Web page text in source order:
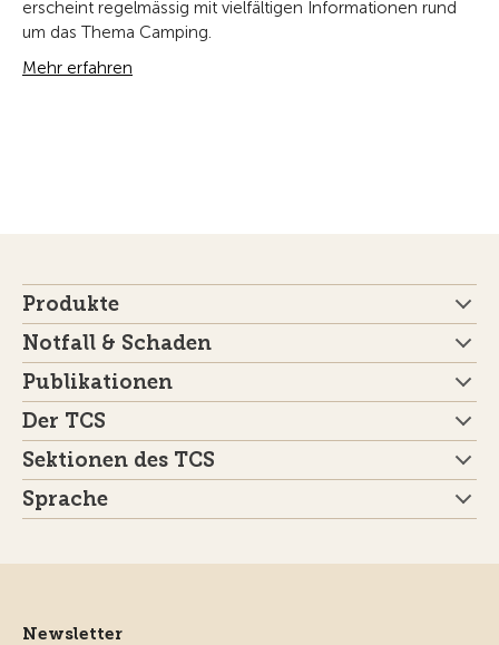
erscheint regelmässig mit vielfältigen Informationen rund
um das Thema Camping.
Mehr erfahren
Produkte
Notfall & Schaden
Publikationen
Der TCS
Sektionen des TCS
Sprache
Newsletter